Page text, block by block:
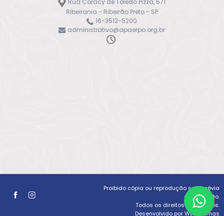
Rua Coracy de Toledo Pizza, 571
Ribeirania - Ribeirão Preto - SP
16-3512-5200
administrativo@apaerpo.org.br
Proibido cópia ou reprodução sem prévia
autorização.
Todos os direitos reservados.
Desenvolvido por WLSistemas